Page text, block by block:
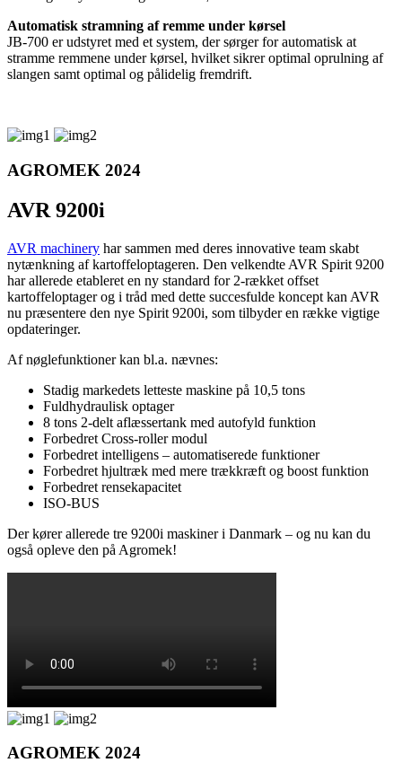
Automatisk stramning af remme under kørsel
JB-700 er udstyret med et system, der sørger for automatisk at
stramme remmene under kørsel, hvilket sikrer optimal oprulning af
slangen samt optimal og pålidelig fremdrift.
AGROMEK 2024
AVR 9200i
AVR machinery har sammen med deres innovative team skabt
nytænkning af kartoffeloptageren. Den velkendte AVR Spirit 9200
har allerede etableret en ny standard for 2-rækket offset
kartoffeloptager og i tråd med dette succesfulde koncept kan AVR
nu præsentere den nye Spirit 9200i, som tilbyder en række vigtige
opdateringer.
Af nøglefunktioner kan bl.a. nævnes:
Stadig markedets letteste maskine på 10,5 tons
Fuldhydraulisk optager
8 tons 2-delt aflæssertank med autofyld funktion
Forbedret Cross-roller modul
Forbedret intelligens – automatiserede funktioner
Forbedret hjultræk med mere trækkræft og boost funktion
Forbedret rensekapacitet
ISO-BUS
Der kører allerede tre 9200i maskiner i Danmark – og nu kan du
også opleve den på Agromek!
AGROMEK 2024